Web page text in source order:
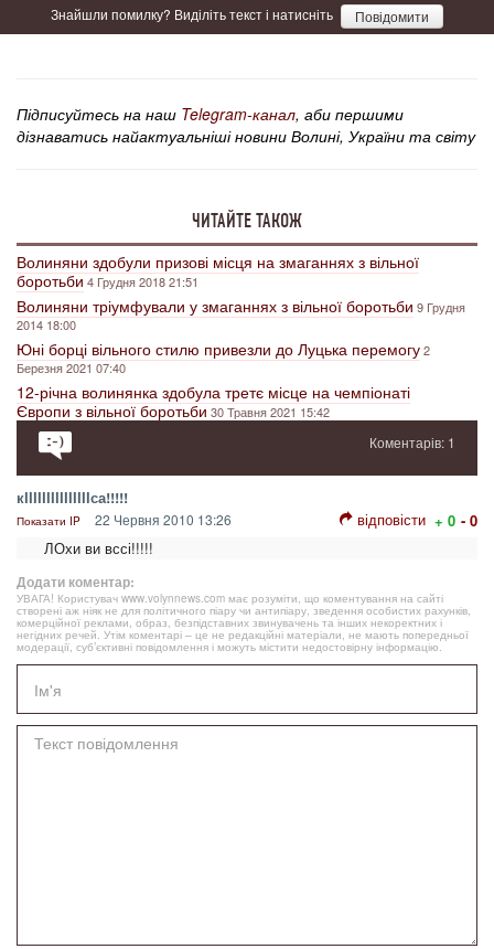
Знайшли помилку? Виділіть текст і натисніть Повідомити
Підписуйтесь на наш Telegram-канал, аби першими
дізнаватись найактуальніші новини Волині, України та світу
ЧИТАЙТЕ ТАКОЖ
Волиняни здобули призові місця на змаганнях з вільної
боротьби4 Грудня 2018 21:51
Волиняни тріумфували у змаганнях з вільної боротьби 9 Грудня
2014 18:00
Юні борці вільного стилю привезли до Луцька перемогу2
Березня 2021 07:40
12-річна волинянка здобула третє місце на чемпіонаті
Європи з вільної боротьби30 Травня 2021 15:42
Коментарів: 1
кІІІІІІІІІІІІІІІса!!!!!
Показати IP 22 Червня 2010 13:26 відповісти + 0 - 0
ЛОхи ви вссі!!!!!
Додати коментар:
УВАГА! Користувач www.volynnews.com має розуміти, що коментування на сайті
створені аж ніяк не для політичного піару чи антипіару, зведення особистих рахунків,
комерційної реклами, образ, безпідставних звинувачень та інших некоректних і
негідних речей. Утім коментарі – це не редакційні матеріали, не мають попередньої
модерації, суб’єктивні повідомлення і можуть містити недостовірну інформацію.